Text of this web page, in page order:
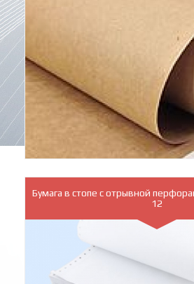
Бумага в стопе с отрывной
12